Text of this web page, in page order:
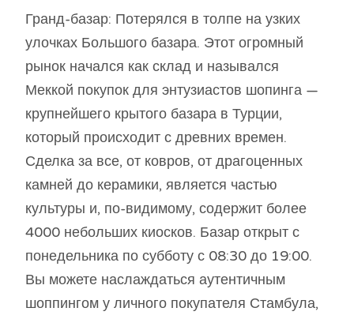
Гранд-базар: Потерялся в толпе на узких
улочках Большого базара. Этот огромный
рынок начался как склад и назывался
Меккой покупок для энтузиастов шопинга —
крупнейшего крытого базара в Турции,
который происходит с древних времен.
Сделка за все, от ковров, от драгоценных
камней до керамики, является частью
культуры и, по-видимому, содержит более
4000 небольших киосков. Базар открыт с
понедельника по субботу с 08:30 до 19:00.
Вы можете наслаждаться аутентичным
шоппингом у личного покупателя Стамбула,